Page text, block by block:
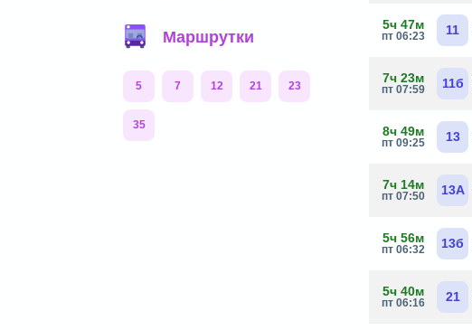
Маршрутки
5 7 12 21 23
35
5ч 47м
пт 06:23 11
7ч 23м
пт 07:59 11б
8ч 49м
пт 09:25 13
7ч 14м
пт 07:50 13А
5ч 56м
пт 06:32 13б
5ч 40м
пт 06:16 21